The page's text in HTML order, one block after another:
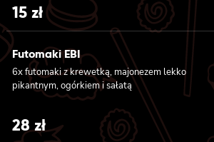
15 zł
Futomaki EBI
6x futomaki z krewetką, majonezem lekko
pikantnym, ogórkiem i sałatą
28zł